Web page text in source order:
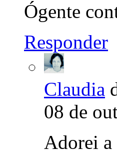
Ógente
Responder
Claudia
08 de
Adorei a